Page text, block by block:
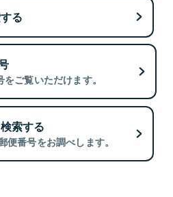
る
ご覧いただけます。
索する
番号をお調べします。